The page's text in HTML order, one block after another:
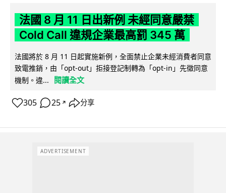
法國 8 月 11 日出新例 未經同意嚴禁
Cold Call 違規企業最高罰 345 萬
法國將於 8 月 11 日起實施新例，全面禁止企業未經消費者同意
致電推銷，由「opt-out」拒接登記制轉為「opt-in」先徵同意
機制。違...
閱讀全文
305 25 ↗ 分享
ADVERTISEMENT